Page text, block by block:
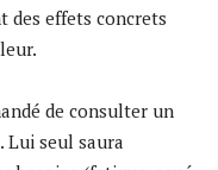
des effets concrets
de consulter un
Lui seul saura